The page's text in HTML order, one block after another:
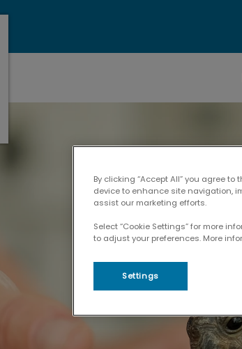
Toelz
By clicking “Accept All” you agree
device to enhance site navigation,
assist our marketing efforts.
Select “Cookie Settings” for more
to adjust your preferences. More
Settings